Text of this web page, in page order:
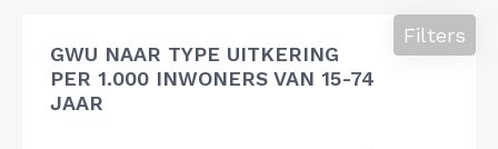
GWU NAAR TYPE UITKERING
PER 1.000 INWONERS VAN 15-74
JAAR
Filters